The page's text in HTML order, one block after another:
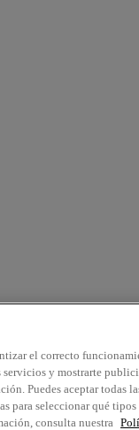
el correcto
servicios y mostrarte
Puedes aceptar todas
para seleccionar qué tipos
consulta nuestra